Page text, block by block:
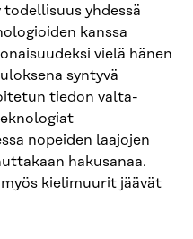
yhdessä
kanssa
vielä hänen
syntyvä
tiedon valta-
nopeiden laajojen
hakusanaa.
kielimuurit jäävät